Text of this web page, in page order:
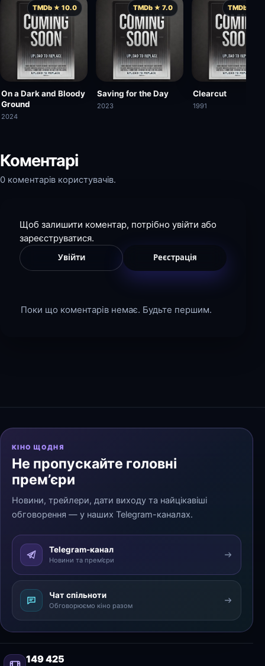
TMDb ★ 10.0
On a Dark and Bloody
Ground
2024
TMDb ★ 7.0
Saving for the Day
2023
TMDb ★
Clearcut
1991
Коментарі
0 коментарів користувачів.
Щоб залишити коментар, потрібно увійти або
зареєструватися.
Увійти Реєстрація
Поки що коментарів немає. Будьте першим.
КІНО ЩОДНЯ
Не пропускайте головні
прем’єри
Новини, трейлери, дати виходу та найцікавіші
обговорення — у наших Telegram-каналах.
Telegram-канал
Новини та прем’єри
Чат спільноти
Обговорюємо кіно разом
149 425